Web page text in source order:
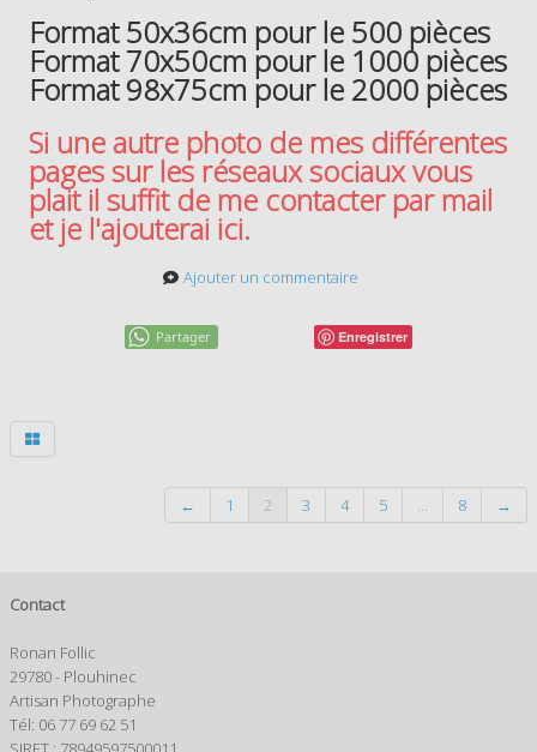
Format 50x36cm pour le 500 pièces
Format 70x50cm pour le 1000 pièces
Format 98x75cm pour le 2000 pièces
Si une autre photo de mes différentes
pages sur les réseaux sociaux vous
plait il suffit de me contacter par mail
et je l'ajouterai ici.
Ajouter un commentaire
Partager Enregistrer
← 1 2 3 4 5 8 →
Contact
Ronan Follic
29780 - Plouhinec
Artisan Photographe
Tél: 06 77 69 62 51